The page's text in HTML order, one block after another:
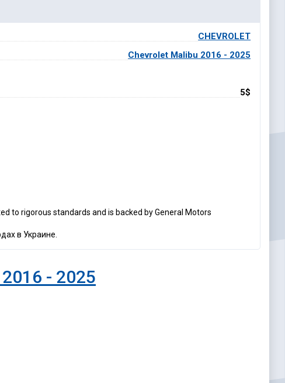
CHEVROLET
Chevrolet Malibu 2016 - 2025
5$
to rigorous standards and is backed by General Motors
в Украине.
- 2025